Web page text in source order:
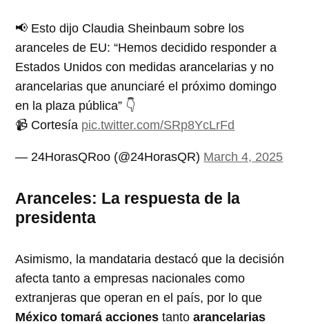
📢 Esto dijo Claudia Sheinbaum sobre los
aranceles de EU: “Hemos decidido responder a
Estados Unidos con medidas arancelarias y no
arancelarias que anunciaré el próximo domingo
en la plaza pública” 👇
📹 Cortesía pic.twitter.com/SRp8YcLrFd
— 24HorasQRoo (@24HorasQR) March 4, 2025
Aranceles: La respuesta de la
presidenta
Asimismo, la mandataria destacó que la decisión
afecta tanto a empresas nacionales como
extranjeras que operan en el país, por lo que
México tomará acciones tantoarancelarias